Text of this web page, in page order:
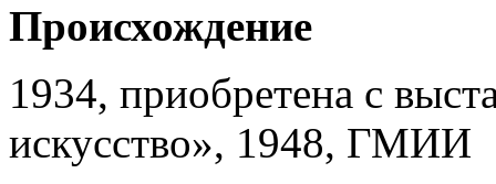
Происхождение
1934, приобретена с
искусство», 1948, ГМИИ